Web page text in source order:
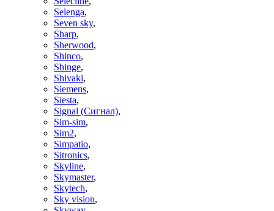
Selenga,
Seven sky,
Sharp,
Sherwood,
Shinco,
Shinge,
Shivaki,
Siemens,
Siesta,
Signal (Сигнал),
Sim-sim,
Sim2,
Simpatio,
Sitronics,
Skyline,
Skymaster,
Skytech,
Sky vision,